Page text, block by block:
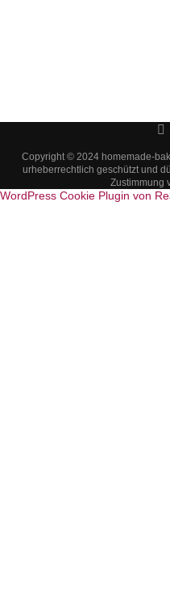
Copyright © 2024 homemade-
urheberrechtlich geschützt und
Zustimmung
WordPress Cookie Plugin von